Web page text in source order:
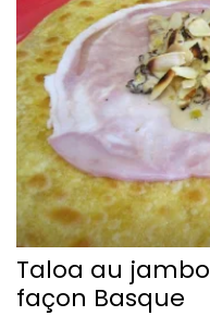
Taloa au
façon Basque